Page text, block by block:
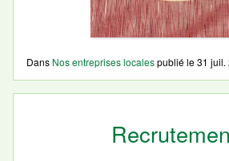
Dans Nos entreprises localespublié le31 juil.